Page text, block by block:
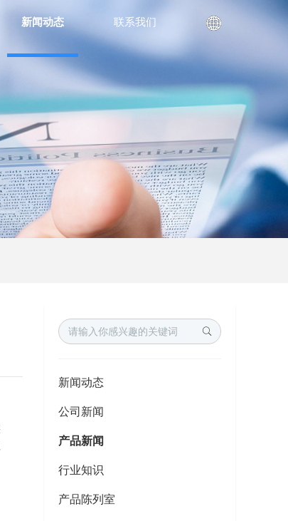
新闻动态 联系我们
新闻动态
公司新闻
产品新闻
行业知识
产品陈列室